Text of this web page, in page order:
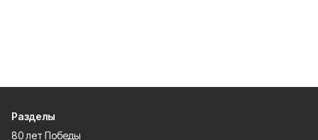
Разделы
80 лет Победы